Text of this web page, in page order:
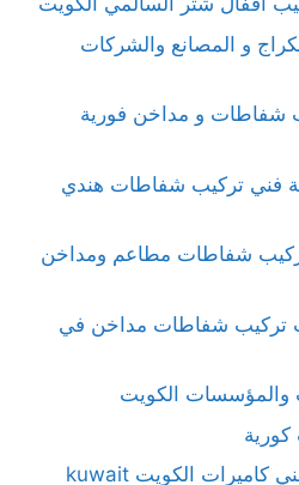
و المصانع والشركات
شفاطات و مداخن فورية
فني تركيب شفاطات هندي
شفاطات مطاعم ومداخن
تركيب شفاطات مداخن في
والمؤسسات الكويت
تركيب كاميرات مراقبة فني كاميرات الكويت kuwait